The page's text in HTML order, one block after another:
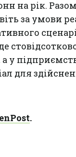
на рік.
за умови
для
.